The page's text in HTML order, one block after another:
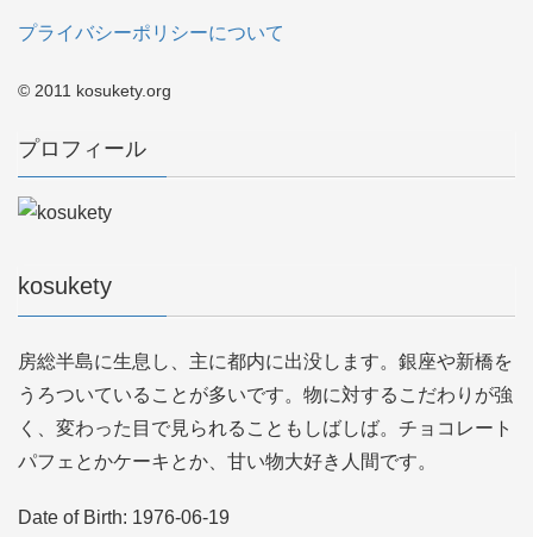
プライバシーポリシーについて
© 2011 kosukety.org
プロフィール
kosukety
房総半島に生息し、主に都内に出没します。銀座や新橋を
うろついていることが多いです。物に対するこだわりが強
く、変わった目で見られることもしばしば。チョコレート
パフェとかケーキとか、甘い物大好き人間です。
Date of Birth: 1976-06-19